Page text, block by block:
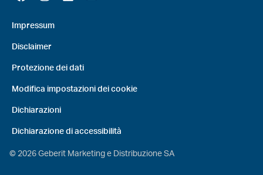
Impressum
Disclaimer
Protezione dei dati
Modifica impostazioni dei cookie
Dichiarazioni
Dichiarazione di accessibilità
© 2026Geberit Marketing e Distribuzione SA